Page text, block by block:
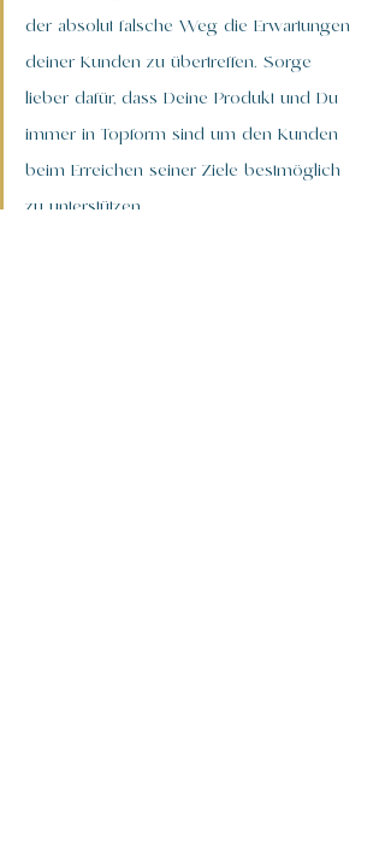
der absolut falsche Weg die Erwartungen
deiner Kunden zu übertreffen. Sorge
lieber dafür, dass Deine Produkt und Du
immer in Topform sind um den Kunden
beim Erreichen seiner Ziele bestmöglich
zu unterstützen.